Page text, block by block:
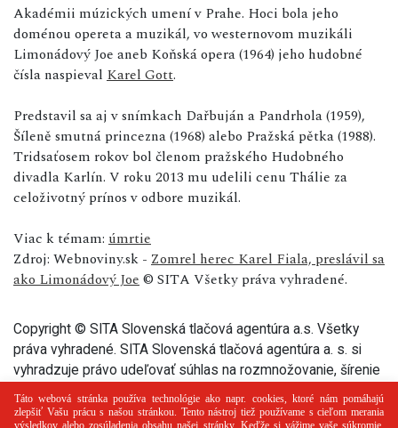
Akadémii múzických umení v Prahe. Hoci bola jeho
doménou opereta a muzikál, vo westernovom muzikáli
Limonádový Joe aneb Koňská opera (1964) jeho hudobné
čísla naspieval Karel Gott.
Predstavil sa aj v snímkach Dařbuján a Pandrhola (1959),
Šíleně smutná princezna (1968) alebo Pražská pětka (1988).
Tridsaťosem rokov bol členom pražského Hudobného
divadla Karlín. V roku 2013 mu udelili cenu Thálie za
celoživotný prínos v odbore muzikál.
Viac k témam: úmrtie
Zdroj: Webnoviny.sk - Zomrel herec Karel Fiala, preslávil sa
ako Limonádový Joe © SITA Všetky práva vyhradené.
Copyright © SITA Slovenská tlačová agentúra a.s. Všetky
práva vyhradené. SITA Slovenská tlačová agentúra a. s. si
vyhradzuje právo udeľovať súhlas na rozmnožovanie, šírenie